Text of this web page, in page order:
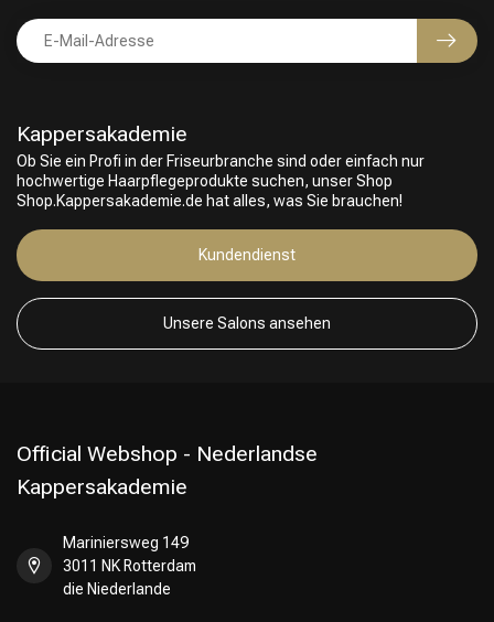
Umformung
Kappersakademie
Ob Sie ein Profi in der Friseurbranche sind oder einfach nur
hochwertige Haarpflegeprodukte suchen, unser Shop
Shop.Kappersakademie.de hat alles, was Sie brauchen!
Kundendienst
Unsere Salons ansehen
Official Webshop - Nederlandse
Kappersakademie
Mariniersweg 149
3011 NK Rotterdam
die Niederlande